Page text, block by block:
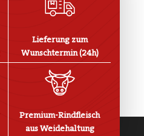
Lieferung zum
Wunschtermin (24h)
Premium-Rindfleisch
aus Weidehaltung